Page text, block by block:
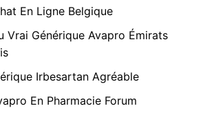
En Ligne Belgique
Vrai Générique Avapro Émirats
Irbesartan Agréable
En Pharmacie Forum